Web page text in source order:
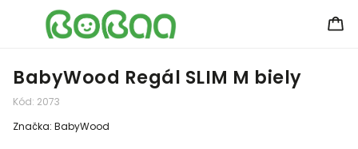
BabyWood Regál SLIM M biely
Kód: 2073
Značka: BabyWood